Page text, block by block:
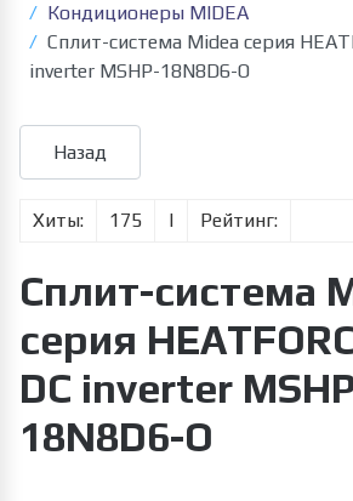
Кондиционеры MIDEA
Cплит-система Midea серия
inverter MSHP-18N8D6-O
Хиты: 175 | Рейтинг:
Cплит-система
серия
DC inverter
18N8D6-O